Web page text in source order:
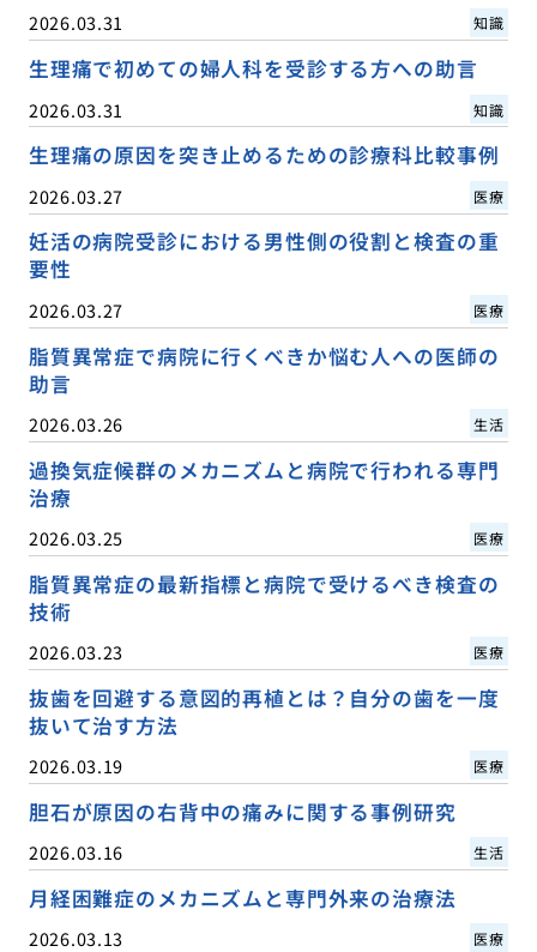
2026.03.31 知識
生理痛で初めての婦人科を受診する方への助言
2026.03.31 知識
生理痛の原因を突き止めるための診療科比較事例
2026.03.27 医療
妊活の病院受診における男性側の役割と検査の重
要性
2026.03.27 医療
脂質異常症で病院に行くべきか悩む人への医師の
助言
2026.03.26 生活
過換気症候群のメカニズムと病院で行われる専門
治療
2026.03.25 医療
脂質異常症の最新指標と病院で受けるべき検査の
技術
2026.03.23 医療
抜歯を回避する意図的再植とは？自分の歯を一度
抜いて治す方法
2026.03.19 医療
胆石が原因の右背中の痛みに関する事例研究
2026.03.16 生活
月経困難症のメカニズムと専門外来の治療法
2026.03.13 医療